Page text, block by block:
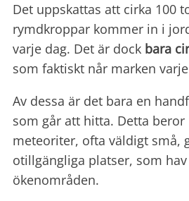
Det uppskattas att cirka 100
rymdkroppar kommer in i
varje dag. Det är dock bara
som faktiskt når marken
Av dessa är det bara en
som går att hitta. Detta beror
meteoriter, ofta väldigt små,
otillgängliga platser, som
ökenområden.